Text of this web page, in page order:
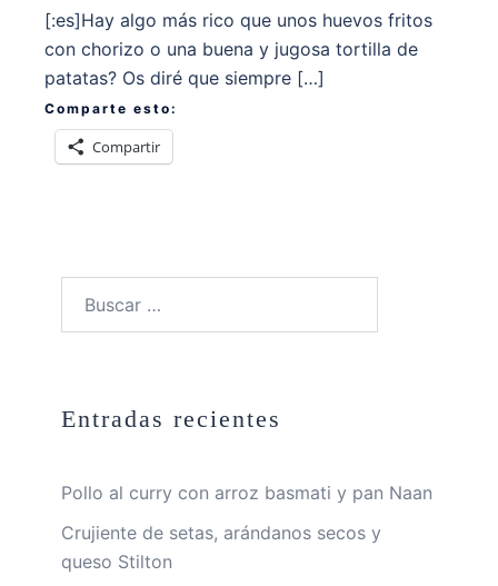
[:es]Hay algo más rico que unos huevos fritos
con chorizo o una buena y jugosa tortilla de
patatas? Os diré que siempre […]
Comparte esto:
Compartir
Entradas recientes
Pollo al curry con arroz basmati y pan Naan
Crujiente de setas, arándanos secos y
queso Stilton